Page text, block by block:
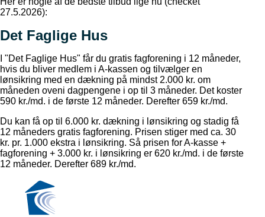
27.5.2026):
Det Faglige Hus
I "Det Faglige Hus" får du gratis fagforening i 12 måneder,
hvis du bliver medlem i A-kassen og tilvælger en
lønsikring med en dækning på mindst 2.000 kr. om
måneden oveni dagpengene i op til 3 måneder. Det koster
590 kr./md. i de første 12 måneder. Derefter 659 kr./md.
Du kan få op til 6.000 kr. dækning i lønsikring og stadig få
12 måneders gratis fagforening. Prisen stiger med ca. 30
kr. pr. 1.000 ekstra i lønsikring. Så prisen for A-kasse +
fagforening + 3.000 kr. i lønsikring er 620 kr./md. i de første
12 måneder. Derefter 689 kr./md.